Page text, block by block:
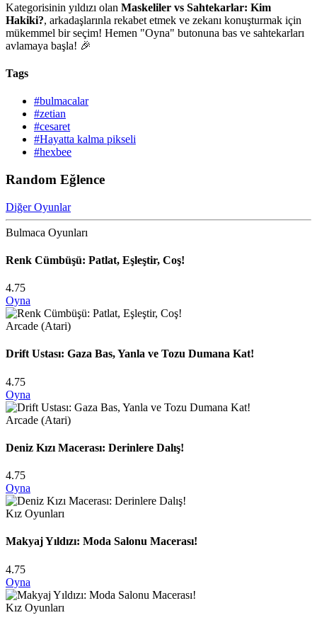
Kategorisinin yıldızı olan Maskeliler vs Sahtekarlar: Kim
Hakiki?, arkadaşlarınla rekabet etmek ve zekanı konuşturmak için
mükemmel bir seçim! Hemen "Oyna" butonuna bas ve sahtekarları
avlamaya başla! 🎉
Tags
#bulmacalar
#zetian
#cesaret
#Hayatta kalma pikseli
#hexbee
Random Eğlence
Diğer Oyunlar
Bulmaca Oyunları
Renk Cümbüşü: Patlat, Eşleştir, Coş!
4.75
Oyna
Arcade (Atari)
Drift Ustası: Gaza Bas, Yanla ve Tozu Dumana Kat!
4.75
Oyna
Arcade (Atari)
Deniz Kızı Macerası: Derinlere Dalış!
4.75
Oyna
Kız Oyunları
Makyaj Yıldızı: Moda Salonu Macerası!
4.75
Oyna
Kız Oyunları